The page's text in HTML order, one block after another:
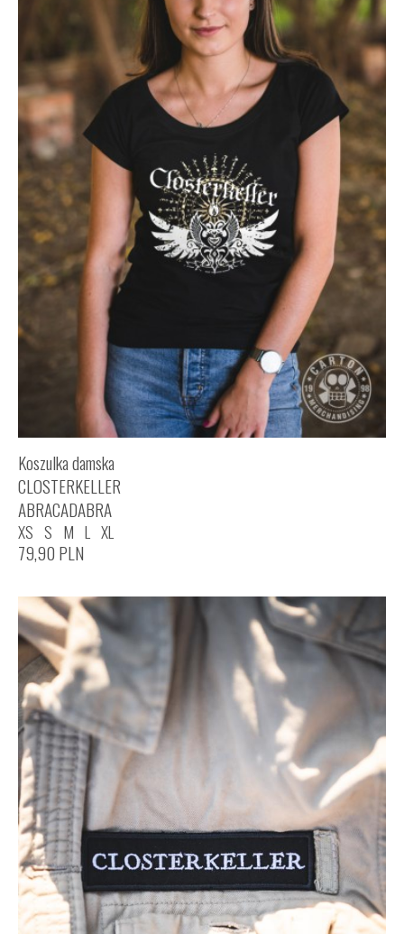
Koszulka damska
CLOSTERKELLER
ABRACADABRA
XS S M L XL
79,90 PLN